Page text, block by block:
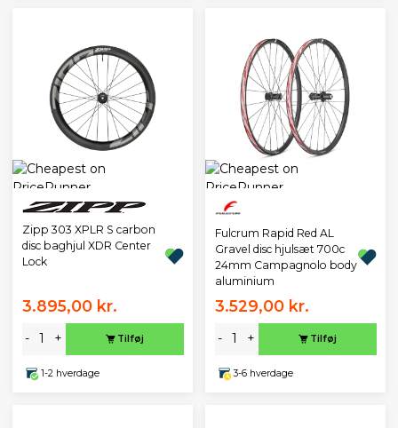
Zipp 303 XPLR S carbon
disc baghjul XDR Center
Lock
3.895,00 kr.
- + Tilføj
1-2 hverdage
Fulcrum Rapid Red AL
Gravel disc hjulsæt 700c
24mm Campagnolo body
aluminium
3.529,00 kr.
- + Tilføj
3-6 hverdage